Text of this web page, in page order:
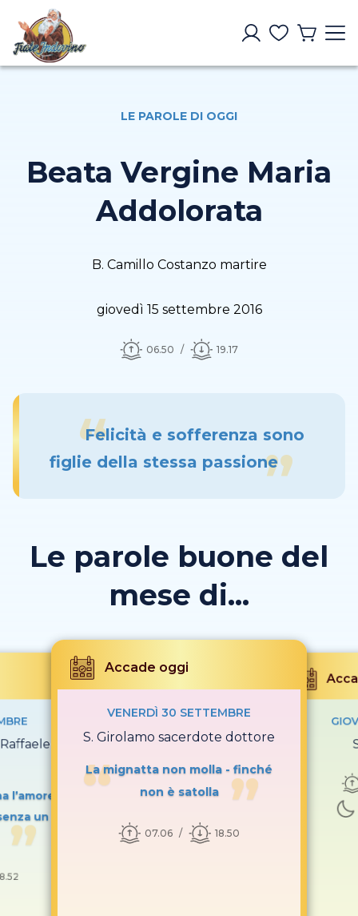
LE PAROLE DI OGGI
Beata Vergine Maria
Addolorata
B. Camillo Costanzo martire
giovedì 15 settembre 2016
06.50 19.17
Felicità e sofferenza sono
figlie della stessa passione
Le parole buone del
mese di...
l’amore
un
Accade oggi
VENERDÌ 30 SETTEMBRE
S. Girolamo sacerdote dottore
La mignatta non molla - finché
non è satolla
07.06 18.50